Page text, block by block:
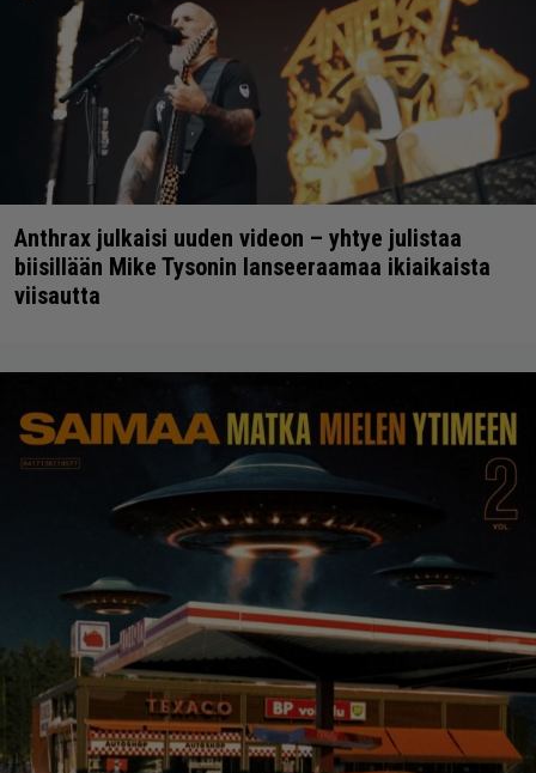
Anthrax julkaisi uuden videon – yhtye julistaa
biisillään Mike Tysonin lanseeraamaa ikiaikaista
viisautta